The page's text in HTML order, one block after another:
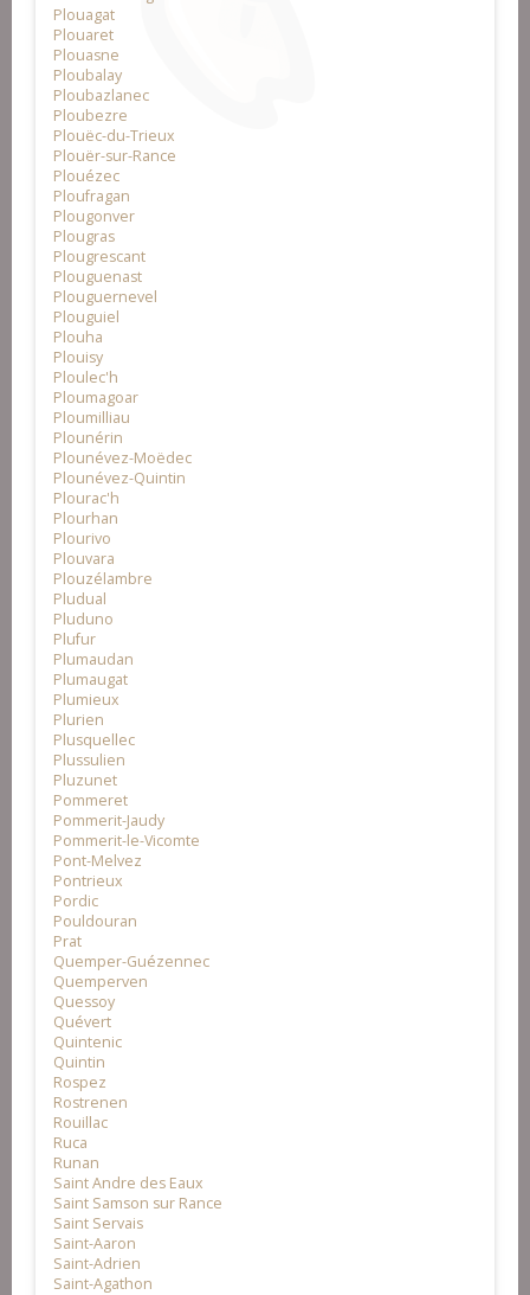
Plouagat
Plouaret
Plouasne
Ploubalay
Ploubazlanec
Ploubezre
Plouëc-du-Trieux
Plouër-sur-Rance
Plouézec
Ploufragan
Plougonver
Plougras
Plougrescant
Plouguenast
Plouguernevel
Plouguiel
Plouha
Plouisy
Ploulec'h
Ploumagoar
Ploumilliau
Plounérin
Plounévez-Moëdec
Plounévez-Quintin
Plourac'h
Plourhan
Plourivo
Plouvara
Plouzélambre
Pludual
Pluduno
Plufur
Plumaudan
Plumaugat
Plumieux
Plurien
Plusquellec
Plussulien
Pluzunet
Pommeret
Pommerit-Jaudy
Pommerit-le-Vicomte
Pont-Melvez
Pontrieux
Pordic
Pouldouran
Prat
Quemper-Guézennec
Quemperven
Quessoy
Quévert
Quintenic
Quintin
Rospez
Rostrenen
Rouillac
Ruca
Runan
Saint Andre des Eaux
Saint Samson sur Rance
Saint Servais
Saint-Aaron
Saint-Adrien
Saint-Agathon